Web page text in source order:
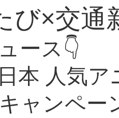
び×交通
ース👇
本 人気
ャンペー